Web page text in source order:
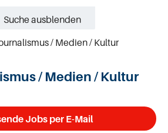
Suche ausblenden
/ Medien / Kultur
/ Medien / Kultur
Jobs per E-Mail